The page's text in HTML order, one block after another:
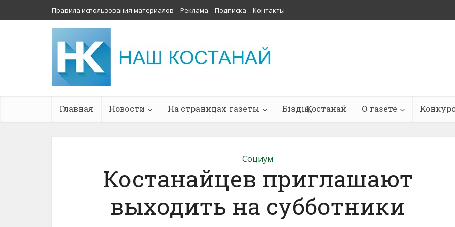
Правила использования материалов Реклама Подписка Контакты
Главная Новости На страницах газеты Біздің Қостанай О газете
Социум
Костанайцев приглашают
выходить на субботники